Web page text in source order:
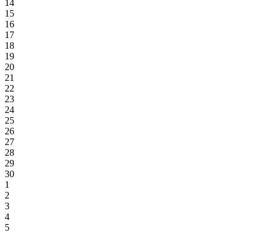
14
15
16
17
18
19
20
21
22
23
24
25
26
27
28
29
30
1
2
3
4
5